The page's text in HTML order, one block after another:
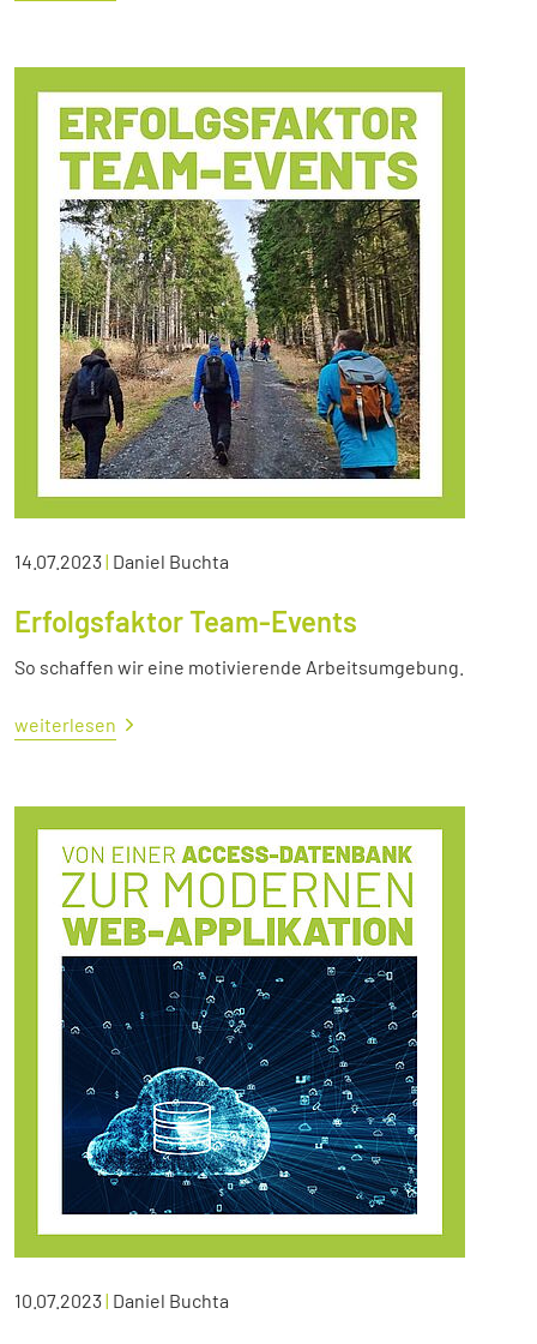
14.07.2023| Daniel Buchta
Erfolgsfaktor Team-Events
So schaffen wir eine motivierende Arbeitsumgebung.
weiterlesen
10.07.2023| Daniel Buchta